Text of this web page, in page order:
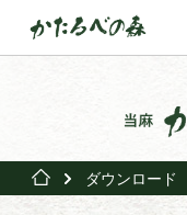
ダウンロード